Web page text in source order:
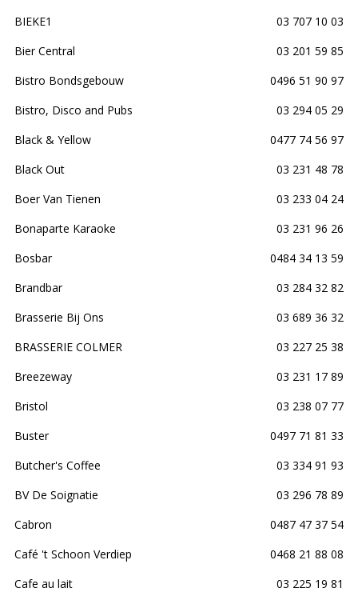
BIEKE1
03 707 10 03
Bier Central
03 201 59 85
Bistro Bondsgebouw
0496 51 90 97
Bistro, Disco and Pubs
03 294 05 29
Black & Yellow
0477 74 56 97
Black Out
03 231 48 78
Boer Van Tienen
03 233 04 24
Bonaparte Karaoke
03 231 96 26
Bosbar
0484 34 13 59
Brandbar
03 284 32 82
Brasserie Bij Ons
03 689 36 32
BRASSERIE COLMER
03 227 25 38
Breezeway
03 231 17 89
Bristol
03 238 07 77
Buster
0497 71 81 33
Butcher's Coffee
03 334 91 93
BV De Soignatie
03 296 78 89
Cabron
0487 47 37 54
Café 't Schoon Verdiep
0468 21 88 08
Cafe au lait
03 225 19 81